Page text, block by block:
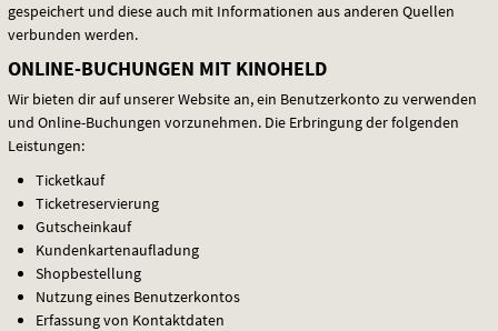
gespeichert und diese auch mit Informationen aus anderen Quellen
verbunden werden.
ONLINE-BUCHUNGEN MIT KINOHELD
Wir bieten dir auf unserer Website an, ein Benutzerkonto zu verwenden
und Online-Buchungen vorzunehmen. Die Erbringung der folgenden
Leistungen:
Ticketkauf
Ticketreservierung
Gutscheinkauf
Kundenkartenaufladung
Shopbestellung
Nutzung eines Benutzerkontos
Erfassung von Kontaktdaten